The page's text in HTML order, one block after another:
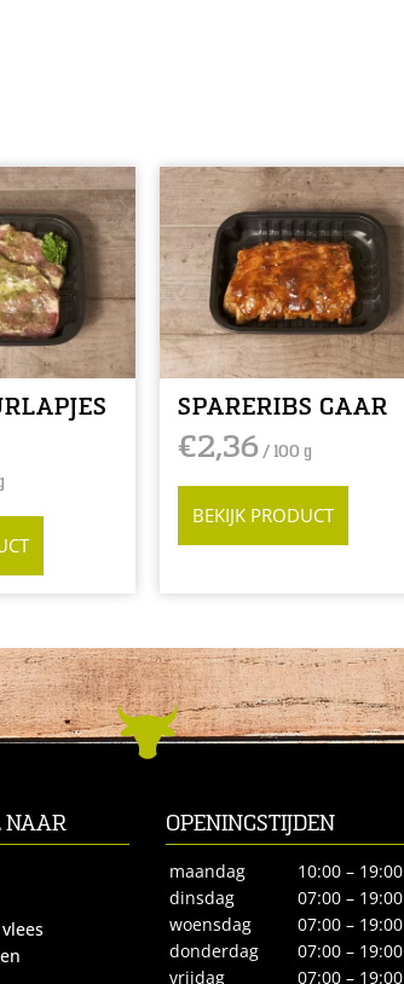
SPARERIBS GAAR
€2,36 / 100 g
BEKIJK PRODUCT
NAAR OPENINGSTIJDEN
maandag
10:00 – 19:00
dinsdag
07:00 – 19:00
woensdag
07:00 – 19:00
donderdag
07:00 – 19:00
vrijdag
07:00 – 19:00